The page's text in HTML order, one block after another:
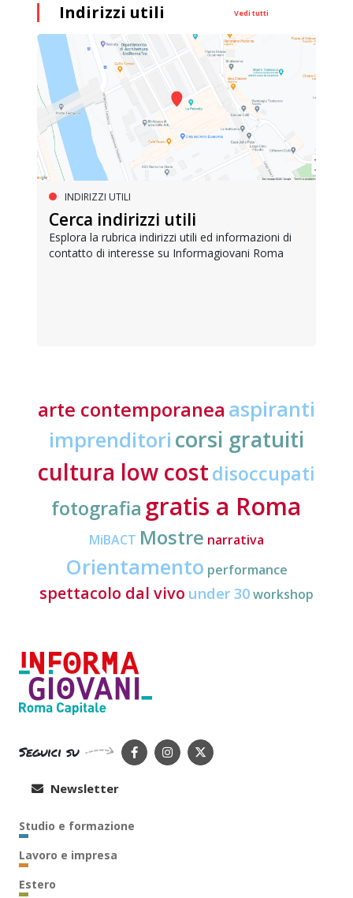
Indirizzi utili Vedi tutti
INDIRIZZI UTILI
Cerca indirizzi utili
Esplora la rubrica indirizzi utili ed informazioni di
contatto di interesse su Informagiovani Roma
arte contemporanea aspiranti
imprenditori corsi gratuiti
cultura low costdisoccupati
fotografia gratis a Roma
MiBACT Mostre narrativa
Orientamento performance
spettacolo dal vivo under 30workshop
Seguici su
Newsletter
Studio e formazione
Lavoro e impresa
Estero